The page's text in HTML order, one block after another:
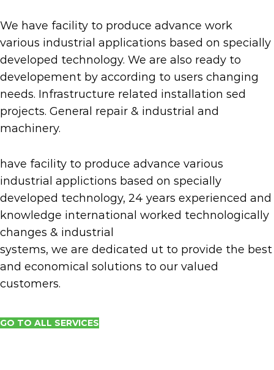
We have facility to produce advance work
various industrial applications based on specially
developed technology. We are also ready to
developement by according to users changing
needs. Infrastructure related installation sed
projects. General repair & industrial and
machinery.
have facility to produce advance various
industrial applictions based on specially
developed technology, 24 years experienced and
knowledge international worked technologically
changes & industrial
systems, we are dedicated ut to provide the best
and economical solutions to our valued
customers.
GO TO ALL SERVICES